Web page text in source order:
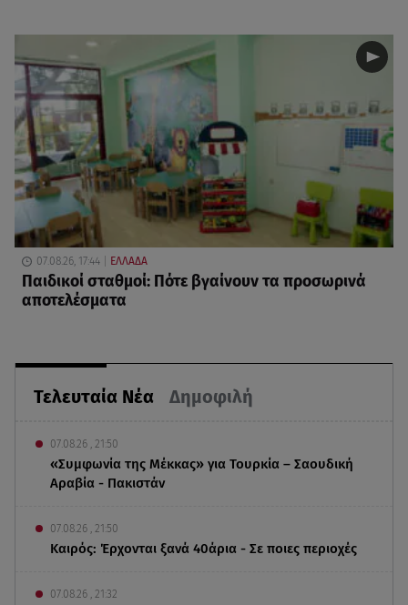
Τελευταία Νέα Δημοφιλή
07.08.26 , 21:50
«Συμφωνία της Μέκκας» για Τουρκία – Σαουδική
Αραβία - Πακιστάν
07.08.26 , 21:50
Καιρός: Έρχονται ξανά 40άρια - Σε ποιες περιοχές
07.08.26 , 21:32
07.08.26, 17:44 ΕΛΛΑΔΑ
Παιδικοί σταθμοί: Πότε βγαίνουν τα προσωρινά
αποτελέσματα